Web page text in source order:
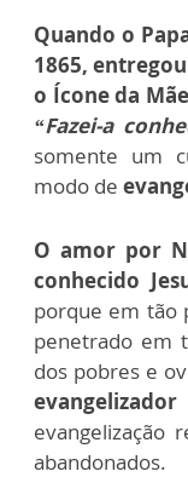
Quando o
1865,
o Ícone da
“Fazei-a
somente um
modo de
O amor por
conhecido
porque em tão
penetrado em
dos pobres e
evangelização
abandonados.